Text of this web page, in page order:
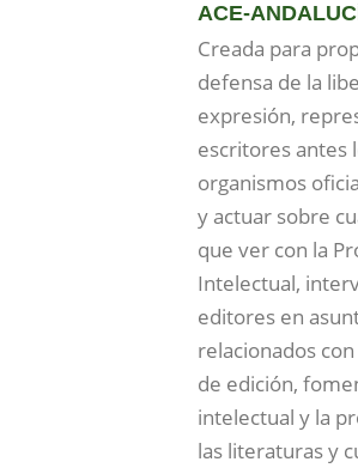
ACE-
Creada para
defensa de la
expresión,
escritores antes
organismos
y actuar sobre
que ver con la
Intelectual,
editores en
relacionados
de edición,
intelectual y la
las literaturas y